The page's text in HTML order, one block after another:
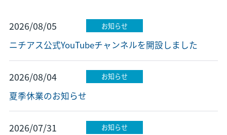
2026/08/05 お知らせ
ニチアス公式YouTubeチャンネルを開設しました
2026/08/04 お知らせ
夏季休業のお知らせ
2026/07/31 お知らせ